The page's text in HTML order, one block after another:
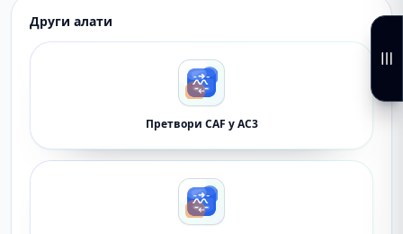
Други алати
Претвори CAF у AC3